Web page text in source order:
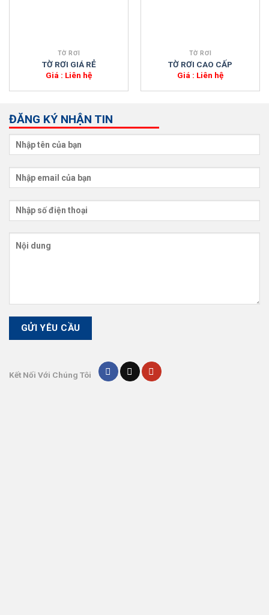
TỜ RƠI
TỜ RƠI GIÁ RẺ
Giá : Liên hệ
TỜ RƠI
TỜ RƠI CAO CẤP
Giá : Liên hệ
ĐĂNG KÝ NHẬN TIN
Kết Nối Với Chúng Tôi